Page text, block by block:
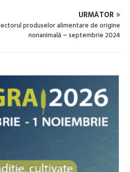
URMĂTOR
produselor alimentare de origine
nonanimală – septembrie 2024